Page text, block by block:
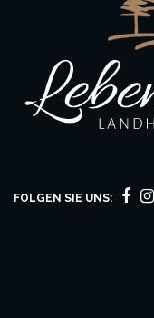
FOLGEN SIE UNS: